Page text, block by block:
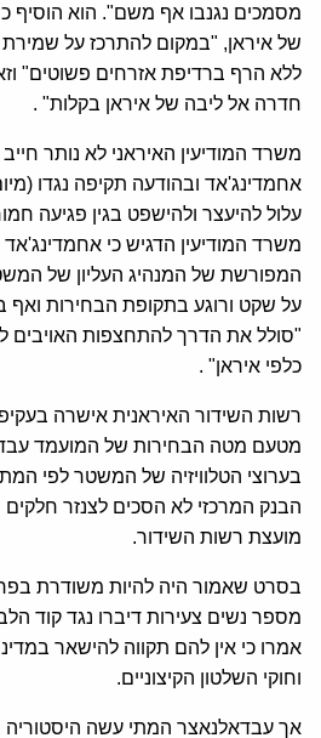
מסמכים נגנבו אף משם". הוא הוסיף כי
של איראן, "במקום להתרכז על שמירת
ללא הרף ברדיפת אזרחים פשוטים"
חדרה אל ליבה של איראן בקלות" .
משרד המודיעין האיראני לא נותר
עלול להיעצר ולהישפט בגין פגיעה
משרד המודיעין הדגיש כי אחמדינג'אד
המפורשת של המנהיג העליון של
על שקט ורוגע בתקופת הבחירות ואף
"סולל את הדרך להתחצפות האויבים
כלפי איראן" .
מטעם מטה הבחירות של המועמד
בערוצי הטלוויזיה של המשטר לפי
הבנק המרכזי לא הסכים לצנזר
מועצת רשות השידור.
מספר נשים צעירות דיברו נגד קוד
אמרו כי אין להם תקווה להישאר
וחוקי השלטון הקיצוניים.
אך עבדאלנאצר המתי עשה